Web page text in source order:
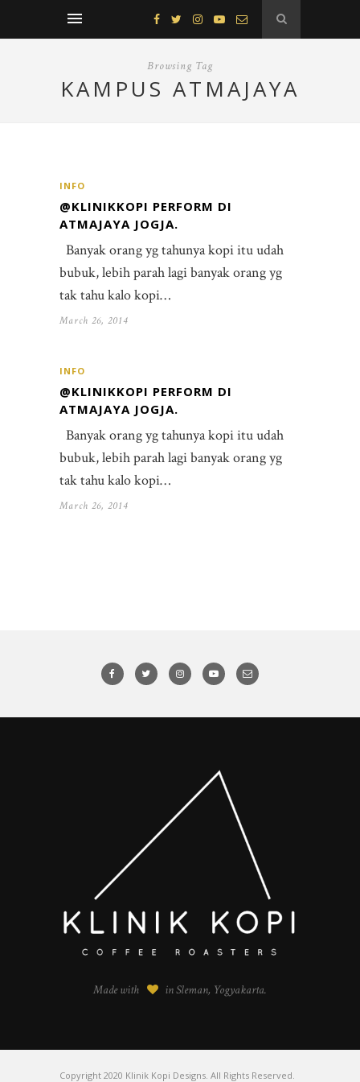
Browsing Tag
KAMPUS ATMAJAYA
INFO
@KLINIKKOPI PERFORM DI
ATMAJAYA JOGJA.
Banyak orang yg tahunya kopi itu udah
bubuk, lebih parah lagi banyak orang yg
tak tahu kalo kopi…
March 26, 2014
INFO
@KLINIKKOPI PERFORM DI
ATMAJAYA JOGJA.
Banyak orang yg tahunya kopi itu udah
bubuk, lebih parah lagi banyak orang yg
tak tahu kalo kopi…
March 26, 2014
Made with in Sleman, Yogyakarta.
Copyright 2020 Klinik Kopi Designs. All Rights Reserved.